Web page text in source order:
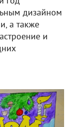
дизайном
а также
и